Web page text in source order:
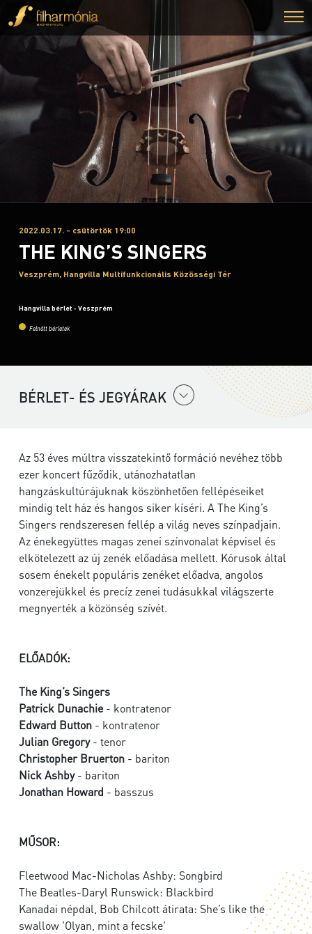
2022.03.17. - csütörtök 19:00
THE KING’S SINGERS
Veszprém, Hangvilla Multifunkcionális Közösségi Tér
Hangvilla bérlet - Veszprém
Felnőtt bérletek
BÉRLET- ÉS JEGYÁRAK
Az 53 éves múltra visszatekintő formáció nevéhez több
ezer koncert fűződik, utánozhatatlan
hangzáskultúrájuknak köszönhetően fellépéseiket
mindig telt ház és hangos siker kíséri. A The King’s
Singers rendszeresen fellép a világ neves színpadjain.
Az énekegyüttes magas zenei színvonalat képvisel és
elkötelezett az új zenék előadása mellett. Kórusok által
sosem énekelt populáris zenéket előadva, angolos
vonzerejükkel és precíz zenei tudásukkal világszerte
megnyerték a közönség szívét.
ELŐADÓK:
The King’s Singers
Patrick Dunachie- kontratenor
Edward Button - kontratenor
Julian Gregory- tenor
Christopher Bruerton - bariton
Nick Ashby- bariton
Jonathan Howard - basszus
MŰSOR:
Fleetwood Mac-Nicholas Ashby: Songbird
The Beatles-Daryl Runswick: Blackbird
Kanadai népdal, Bob Chilcott átirata: She’s like the
swallow 'Olyan, mint a fecske'